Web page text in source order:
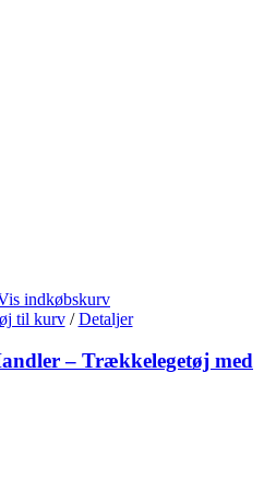
indkøbskurv
til kurv / Detaljer
– Trækkelegetøj med